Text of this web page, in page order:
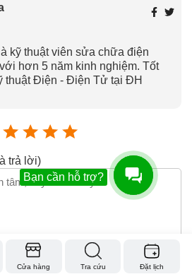
kỹ thuật viên sửa chữa điện
hơn 5 năm kinh nghiệm. Tốt
thuật Điện - Điện Tử tại ĐH
trả lời)
Gửi câu hỏi
Cửa hàng Tra cứu Đặt lịch
Bạn cần hỗ trợ?